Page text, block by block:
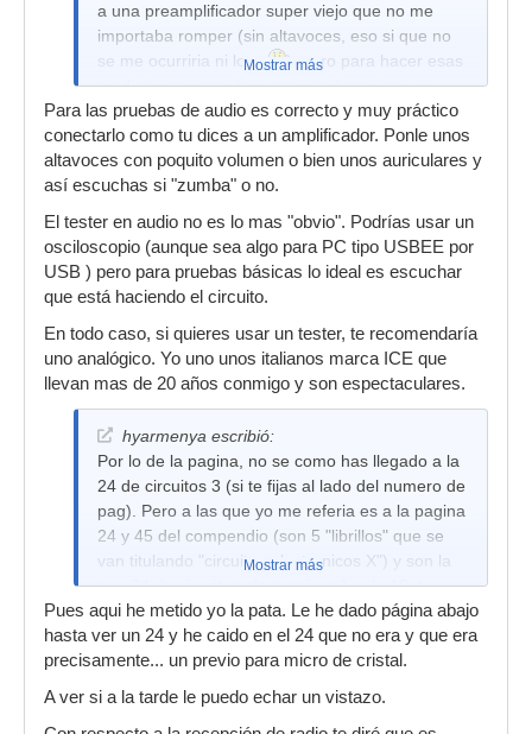
a una preamplificador super viejo que no me
importaba romper (sin altavoces, eso si que no
se me ocurriria ni loco
), pero para hacer esas
mediciones necesitare conectarlo mejor a un
"tester" (voltimetro, multimetro, ....)
Mostrar más
Para las pruebas de audio es correcto y muy práctico
conectarlo como tu dices a un amplificador. Ponle unos
altavoces con poquito volumen o bien unos auriculares y
así escuchas si "zumba" o no.
El tester en audio no es lo mas "obvio". Podrías usar un
osciloscopio (aunque sea algo para PC tipo USBEE por
USB ) pero para pruebas básicas lo ideal es escuchar
que está haciendo el circuito.
En todo caso, si quieres usar un tester, te recomendaría
uno analógico. Yo uno unos italianos marca ICE que
llevan mas de 20 años conmigo y son espectaculares.
hyarmenya escribió:
Por lo de la pagina, no se como has llegado a la
24 de circuitos 3 (si te fijas al lado del numero de
pag). Pero a las que yo me referia es a la pagina
24 y 45 del compendio (son 5 "librillos" que se
van titulando "circuitos electronicos X") y son la
pag 24 de circuitos electronicos 1, y la 19 de
circuitos electronicos 2.
Mostrar más
Pues aqui he metido yo la pata. Le he dado página abajo
hasta ver un 24 y he caido en el 24 que no era y que era
precisamente... un previo para micro de cristal.
A ver si a la tarde le puedo echar un vistazo.